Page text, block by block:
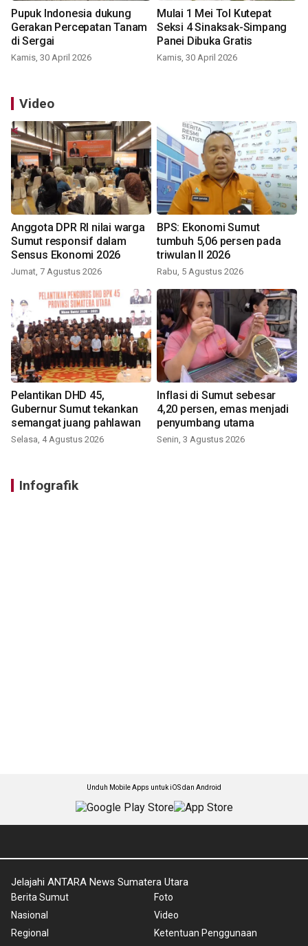
Pupuk Indonesia dukung
Gerakan Percepatan Tanam
di Sergai
Kamis, 30 April 2026
Mulai 1 Mei Tol Kutepat
Seksi 4 Sinaksak-Simpang
Panei Dibuka Gratis
Kamis, 30 April 2026
Video
Anggota DPR RI nilai warga
Sumut responsif dalam
Sensus Ekonomi 2026
Jumat, 7 Agustus 2026
BPS: Ekonomi Sumut
tumbuh 5,06 persen pada
triwulan II 2026
Rabu, 5 Agustus 2026
Pelantikan DHD 45,
Gubernur Sumut tekankan
semangat juang pahlawan
Selasa, 4 Agustus 2026
Inflasi di Sumut sebesar
4,20 persen, emas menjadi
penyumbang utama
Senin, 3 Agustus 2026
Infografik
Unduh Mobile Apps untuk iOS dan Android
Jelajahi ANTARA News Sumatera Utara
Berita Sumut
Nasional
Regional
Foto
Video
Ketentuan Penggunaan